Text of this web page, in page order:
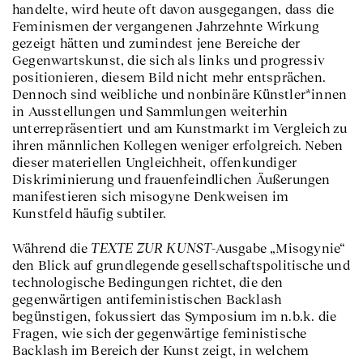
handelte, wird heute oft davon ausgegangen, dass die
Feminismen der vergangenen Jahrzehnte Wirkung
gezeigt hätten und zumindest jene Bereiche der
Gegenwartskunst, die sich als links und progressiv
positionieren, diesem Bild nicht mehr entsprächen.
Dennoch sind weibliche und nonbinäre Künstler*innen
in Ausstellungen und Sammlungen weiterhin
unterrepräsentiert und am Kunstmarkt im Vergleich zu
ihren männlichen Kollegen weniger erfolgreich. Neben
dieser materiellen Ungleichheit, offenkundiger
Diskriminierung und frauenfeindlichen Äußerungen
manifestieren sich misogyne Denkweisen im
Kunstfeld häufig subtiler.
Während die TEXTE ZUR KUNST-Ausgabe „Misogynie“
den Blick auf grundlegende gesellschaftspolitische und
technologische Bedingungen richtet, die den
gegenwärtigen antifeministischen Backlash
begünstigen, fokussiert das Symposium im n.b.k. die
Fragen, wie sich der gegenwärtige feministische
Backlash im Bereich der Kunst zeigt, in welchem